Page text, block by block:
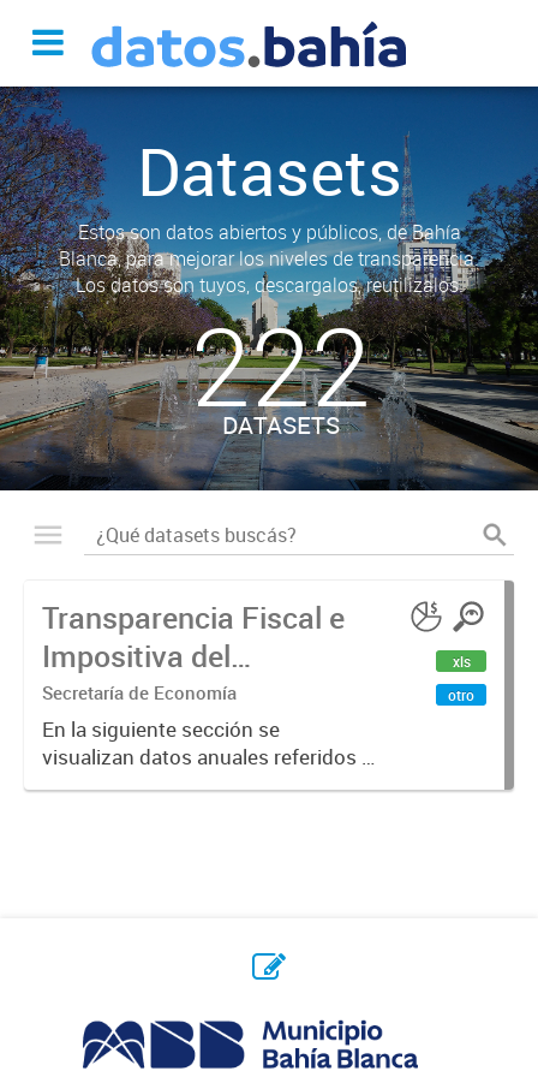
Datasets
Estos son datos abiertos y públicos, de Bahía
Blanca, para mejorar los niveles de transparencia.
Los datos son tuyos, descargalos, reutilizalos.
222
DATASETS
Transparencia Fiscal e
Impositiva del
Municipio. Año 2023
Secretaría de Economía
En la siguiente sección se
visualizan datos anuales referidos a
la transparencia fiscal e impositiva
xls
otro